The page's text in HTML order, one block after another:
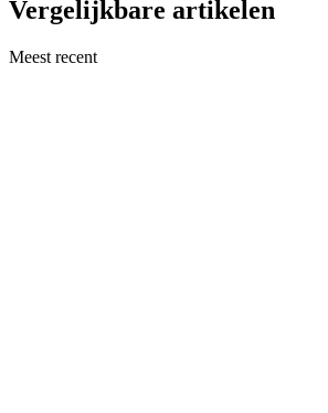
Vergelijkbare artikelen
Meest recent